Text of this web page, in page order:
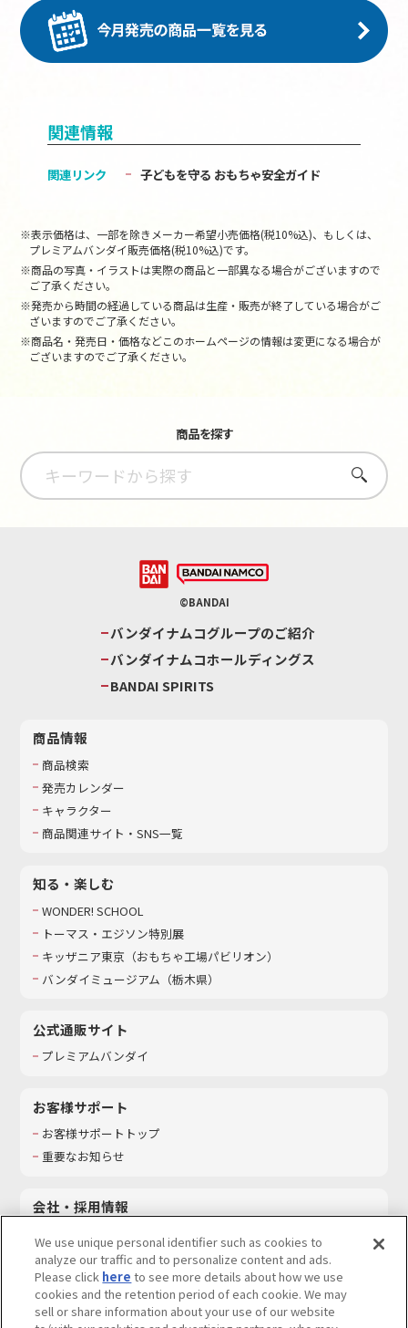
関連情報
関連リンク 子どもを守る おもちゃ安全ガイド
※表示価格は、一部を除きメーカー希望小売価格(税10%込)、もしくは、
プレミアムバンダイ販売価格(税10%込)です。
※商品の写真・イラストは実際の商品と一部異なる場合がございますので
ご了承ください。
※発売から時間の経過している商品は生産・販売が終了している場合がご
ざいますのでご了承ください。
※商品名・発売日・価格などこのホームページの情報は変更になる場合が
ございますのでご了承ください。
商品を探す
さがす
©BANDAI
バンダイナムコグループのご紹介
バンダイナムコホールディングス
BANDAI SPIRITS
商品情報
商品検索
発売カレンダー
キャラクター
商品関連サイト・SNS一覧
知る・楽しむ
WONDER! SCHOOL
トーマス・エジソン特別展
キッザニア東京（おもちゃ工場パビリオン）​
バンダイミュージアム（栃木県）
公式通販サイト
プレミアムバンダイ
お客様サポート
お客様サポートトップ
重要なお知らせ
会社・採用情報
採用情報
サステナビリティ
お問い合わせ
We use unique personal identifier such as cookies to
analyze our traffic and to personalize content and ads.
Please click here to see more details about how we use
cookies and the retention period of each cookie. We may
sell or share information about your use of our website